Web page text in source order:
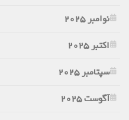
نوامبر 2025
اکتبر 2025
سپتامبر 2025
آگوست 2025